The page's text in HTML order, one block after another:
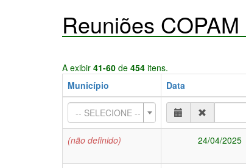
Reuniões COPAM
A exibir 41-60 de 454 itens.
Município
Data
-- SELECIONE --
(não definido) 24/04/2025